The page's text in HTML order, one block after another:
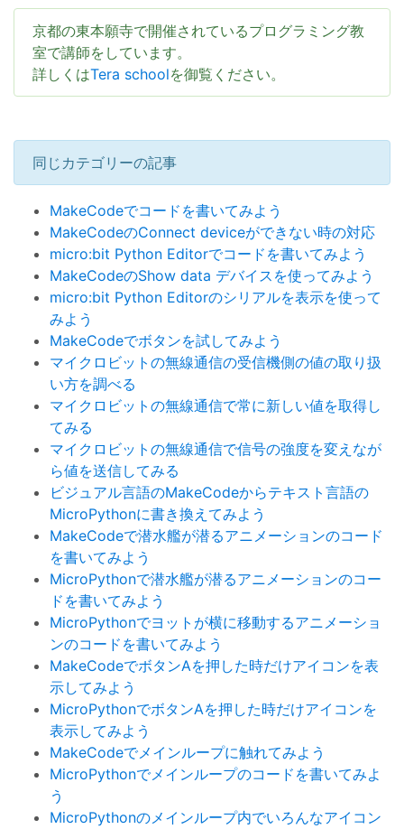
京都の東本願寺で開催されているプログラミング教
室で講師をしています。
詳しくはTera schoolを御覧ください。
同じカテゴリーの記事
MakeCodeでコードを書いてみよう
MakeCodeのConnect deviceができない時の対応
micro:bit Python Editorでコードを書いてみよう
MakeCodeのShow data デバイスを使ってみよう
micro:bit Python Editorのシリアルを表示を使って
みよう
MakeCodeでボタンを試してみよう
マイクロビットの無線通信の受信機側の値の取り扱
い方を調べる
マイクロビットの無線通信で常に新しい値を取得し
てみる
マイクロビットの無線通信で信号の強度を変えなが
ら値を送信してみる
ビジュアル言語のMakeCodeからテキスト言語の
MicroPythonに書き換えてみよう
MakeCodeで潜水艦が潜るアニメーションのコード
を書いてみよう
MicroPythonで潜水艦が潜るアニメーションのコー
ドを書いてみよう
MicroPythonでヨットが横に移動するアニメーショ
ンのコードを書いてみよう
MakeCodeでボタンAを押した時だけアイコンを表
示してみよう
MicroPythonでボタンAを押した時だけアイコンを
表示してみよう
MakeCodeでメインループに触れてみよう
MicroPythonでメインループのコードを書いてみよ
う
MicroPythonのメインループ内でいろんなアイコン